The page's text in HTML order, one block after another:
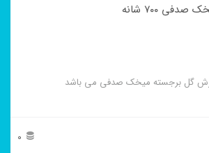
۷۰۰ شانه
گل برجسته میخک صدفی می باشد
0